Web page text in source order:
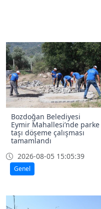
Bozdoğan Belediyesi
Eymir Mahallesi’nde parke
taşı döşeme çalışması
tamamlandı
2026-08-05 15:05:39
Genel